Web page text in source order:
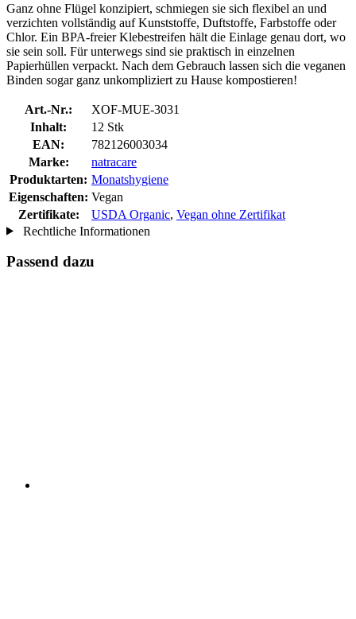
Ganz ohne Flügel konzipiert, schmiegen sie sich flexibel an und
verzichten vollständig auf Kunststoffe, Duftstoffe, Farbstoffe oder
Chlor. Ein BPA-freier Klebestreifen hält die Einlage genau dort, wo
sie sein soll. Für unterwegs sind sie praktisch in einzelnen
Papierhüllen verpackt. Nach dem Gebrauch lassen sich die veganen
Binden sogar ganz unkompliziert zu Hause kompostieren!
Art.-Nr.:
XOF-MUE-3031
Inhalt:
12 Stk
EAN:
782126003034
Marke:
natracare
Produktarten: Monatshygiene
Eigenschaften: Vegan
Zertifikate:
USDA Organic, Vegan ohne Zertifikat
Rechtliche Informationen
Passend dazu